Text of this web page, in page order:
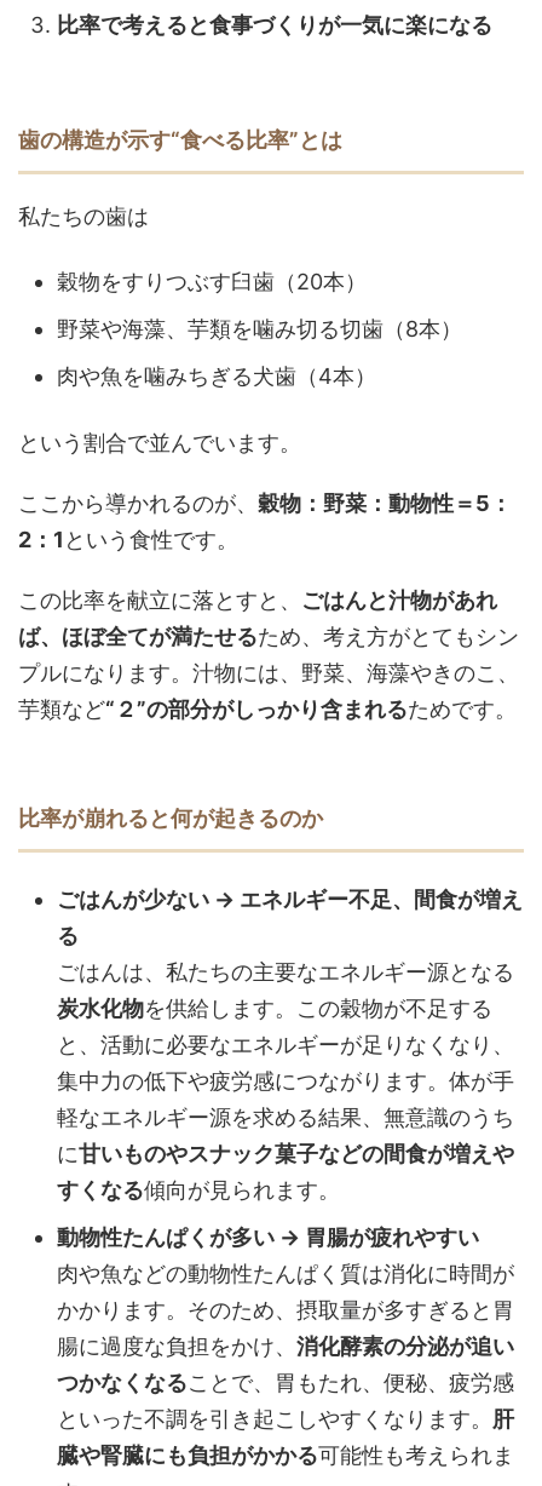
比率で考えると食事づくりが一気に楽になる
歯の構造が示す“食べる比率”とは
私たちの歯は
穀物をすりつぶす臼歯（20本）
野菜や海藻、芋類を噛み切る切歯（8本）
肉や魚を噛みちぎる犬歯（4本）
という割合で並んでいます。
ここから導かれるのが、 穀物：野菜：動物性＝5：
2：1 という食性です。
この比率を献立に落とすと、 ごはんと汁物があれ
ば、ほぼ全てが満たせるため、考え方がとてもシン
プルになります。汁物には、野菜、海藻やきのこ、
芋類など“２”の部分がしっかり含まれるためです。
比率が崩れると何が起きるのか
ごはんが少ない → エネルギー不足、間食が増え
る
ごはんは、私たちの主要なエネルギー源となる
炭水化物を供給します。この穀物が不足する
と、活動に必要なエネルギーが足りなくなり、
集中力の低下や疲労感につながります。体が手
軽なエネルギー源を求める結果、無意識のうち
に甘いものやスナック菓子などの間食が増えや
すくなる傾向が見られます。
動物性たんぱくが多い → 胃腸が疲れやすい
肉や魚などの動物性たんぱく質は消化に時間が
かかります。そのため、摂取量が多すぎると胃
腸に過度な負担をかけ、 消化酵素の分泌が追い
つかなくなることで、胃もたれ、便秘、疲労感
といった不調を引き起こしやすくなります。 肝
臓や腎臓にも負担がかかる可能性も考えられま